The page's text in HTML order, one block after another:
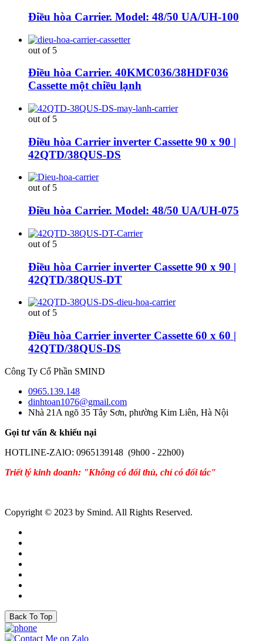
Điều hòa Carrier. Model: 48/50 UA/UH-100
out of 5
Điều hòa Carrier. 40KMC036/38HDF036
Cassette một chiều lạnh
out of 5
Điều hòa Carrier inverter Cassette 90 x 90 |
42QTD/38QUS-DS
out of 5
Điều hòa Carrier. Model: 48/50 UA/UH-075
out of 5
Điều hòa Carrier inverter Cassette 90 x 90 |
42QTD/38QUS-DT
out of 5
Điều hòa Carrier inverter Cassette 60 x 60 |
42QTD/38QUS-DS
Công Ty Cổ Phần SMIND
0965.139.148
dinhtoan1076@gmail.com
Nhà 21A ngõ 35 Tây Sơn, phường Kim Liên, Hà Nội
Gọi tư vấn & khiếu nại
HOTLINE-ZAlO: 0965139148 (9h00 - 22h00)
Triết lý kinh doanh: "Không có đối thủ, chỉ có đối tác"
Copyright © 2023 by Smind. All Rights Reserved.
Back To Top